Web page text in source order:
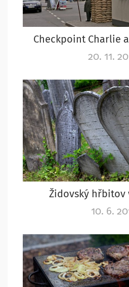
Checkpoint Charlie
20. 11.
Židovský hřbitov
10. 6.